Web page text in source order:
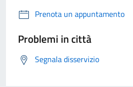
Prenota un appuntamento
Problemi in città
Segnala disservizio